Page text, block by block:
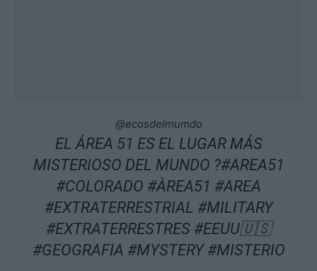
@ecosdelmumdo
EL ÁREA 51 ES EL LUGAR MÁS
MISTERIOSO DEL MUNDO ?#AREA51
#COLORADO #ÀREA51 #AREA
#EXTRATERRESTRIAL #MILITARY
#EXTRATERRESTRES #EEUU🇺🇸
#GEOGRAFIA #MYSTERY #MISTERIO